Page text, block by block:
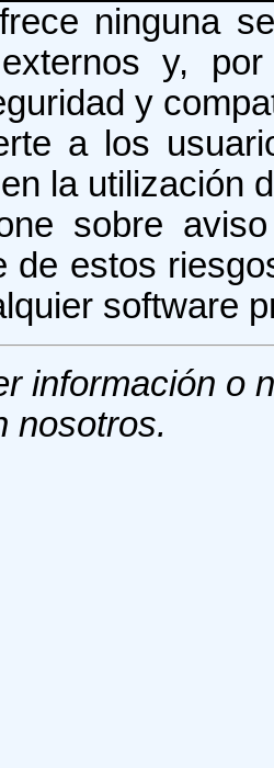
ninguna
y,
y
a los
la utilización
sobre
de estos
software
información o
nosotros.